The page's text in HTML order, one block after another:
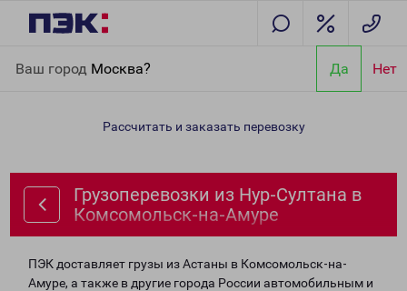
Ваш город Москва? Да Нет
Комсомольск-на-Амуре
Рассчитать и заказать перевозку
Грузоперевозки из Нур-Султана в
Комсомольск-на-Амуре
ПЭК доставляет грузы из Астаны в Комсомольск-на-
Амуре, а также в другие города России автомобильным и